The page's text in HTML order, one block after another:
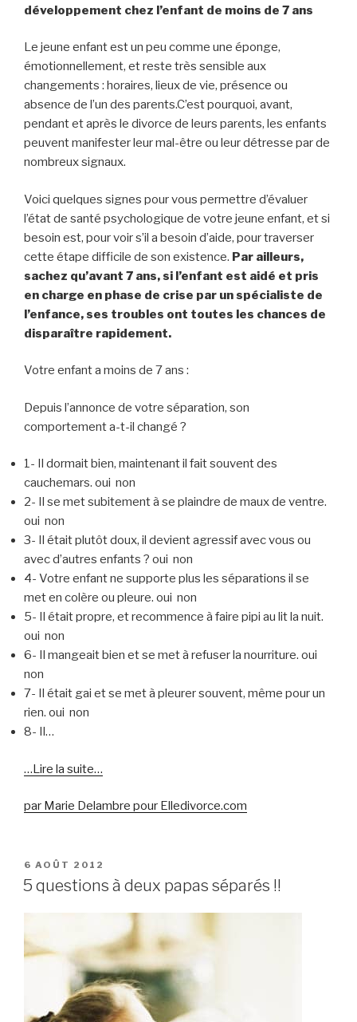
développement chez l’enfant de moins de 7 ans
Le jeune enfant est un peu comme une éponge,
émotionnellement, et reste très sensible aux
changements : horaires, lieux de vie, présence ou
absence de l’un des parents.C’est pourquoi, avant,
pendant et après le divorce de leurs parents, les enfants
peuvent manifester leur mal-être ou leur détresse par de
nombreux signaux.
Voici quelques signes pour vous permettre d’évaluer
l’état de santé psychologique de votre jeune enfant, et si
besoin est, pour voir s’il a besoin d’aide, pour traverser
cette étape difficile de son existence. Par ailleurs,
sachez qu’avant 7 ans, si l’enfant est aidé et pris
en charge en phase de crise par un spécialiste de
l’enfance, ses troubles ont toutes les chances de
disparaître rapidement.
Votre enfant a moins de 7 ans :
Depuis l’annonce de votre séparation, son
comportement a-t-il changé ?
1- Il dormait bien, maintenant il fait souvent des
cauchemars. oui  non
2- Il se met subitement à se plaindre de maux de ventre.
oui  non
3- Il était plutôt doux, il devient agressif avec vous ou
avec d’autres enfants ? oui  non 
4- Votre enfant ne supporte plus les séparations il se
met en colère ou pleure. oui  non 
5- Il était propre, et recommence à faire pipi au lit la nuit.
oui  non
6- Il mangeait bien et se met à refuser la nourriture. oui 
non
7- Il était gai et se met à pleurer souvent, même pour un
rien. oui  non
8- Il…
…Lire la suite…
par Marie Delambre pour Elledivorce.com
PUBLIÉ
LE
6 AOÛT 2012
5 questions à deux papas séparés !!